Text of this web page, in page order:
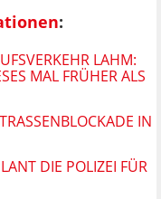
:
LAHM:
MAL FRÜHER ALS
IN D
DIE POLIZEI FÜR